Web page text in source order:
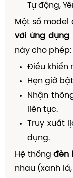
Tự động,
Một số
với ứng dụng
này cho phép:
Điều khiển
Hẹn giờ
Nhận
liên tục.
Truy xuất
dụng.
Hệ thốngđèn
nhau (xanh